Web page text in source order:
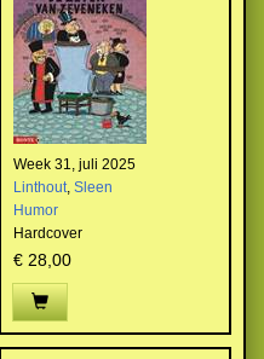
Week 31, juli 2025
Linthout, Sleen
Humor
Hardcover
€ 28,00